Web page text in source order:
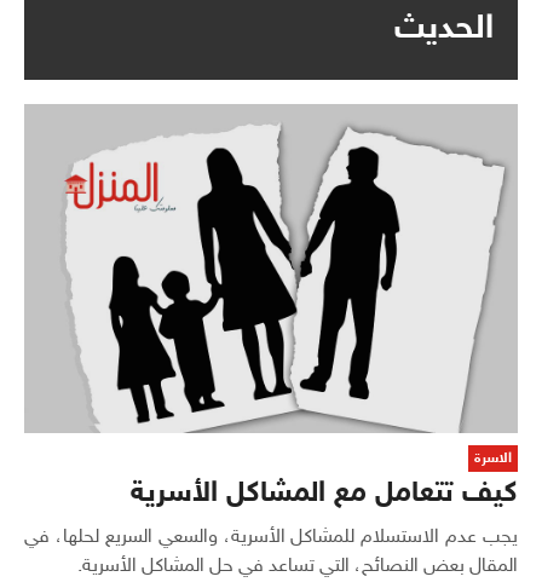
الحديث
الاسرة
كيف تتعامل مع المشاكل الأسرية
يجب عدم الاستسلام للمشاكل الأسرية، والسعي السريع لحلها، في
المقال بعض النصائح، التي تساعد في حل المشاكل الأسرية.